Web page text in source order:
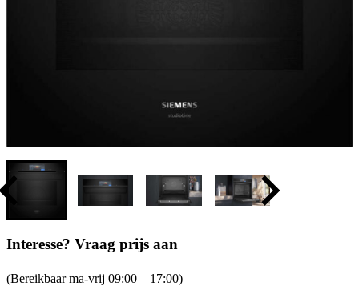
Interesse? Vraag prijs aan
(Bereikbaar ma-vrij 09:00 – 17:00)